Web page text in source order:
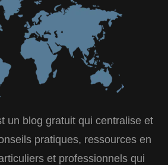
un blog gratuit qui centralise et
pratiques, ressources en
et professionnels qui